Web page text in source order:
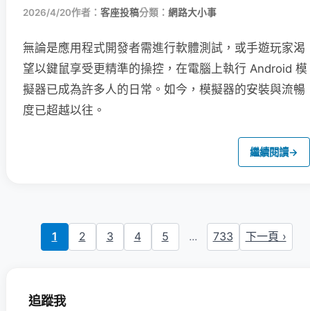
2026/4/20作者： 客座投稿分類： 網路大小事
無論是應用程式開發者需進行軟體測試，或手遊玩家渴
望以鍵鼠享受更精準的操控，在電腦上執行 Android 模
擬器已成為許多人的日常。如今，模擬器的安裝與流暢
度已超越以往。
繼續閱讀→
1 2 3 4 5 ... 733 下一頁 ›
追蹤我